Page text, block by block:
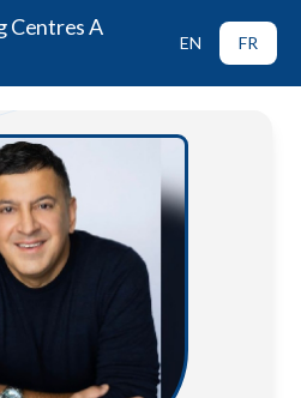
Centres A
EN FR